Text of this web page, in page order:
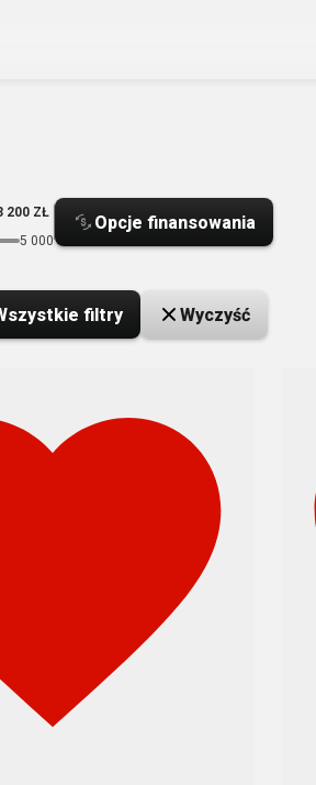
200 ZŁ
5 000
Opcje finansowania
filtry Wyczyść